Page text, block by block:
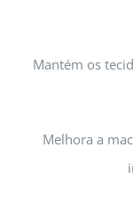
Mantém os
Melhora a